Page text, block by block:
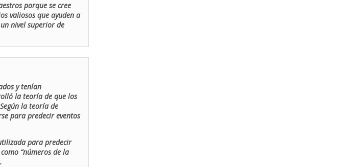
porque se cree
valiosos que ayuden a
nivel superior de
y tenían
la teoría de que los
la teoría de
para predecir eventos
para predecir
“números de la